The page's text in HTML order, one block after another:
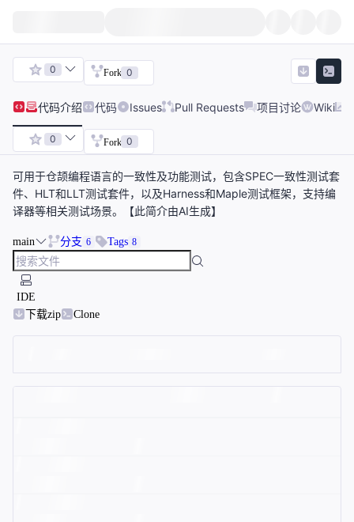
0 Fork 0
代码介绍 代码 Issues Pull Requests 项目讨论 Wiki
0 Fork 0
可用于仓颉编程语言的一致性及功能测试，包含SPEC一致性测试套
件、HLT和LLT测试套件，以及Harness和Maple测试框架，支持编
译器等相关测试场景。【此简介由AI生成】
main 分支 6 Tags 8
IDE
下载zip
Clone